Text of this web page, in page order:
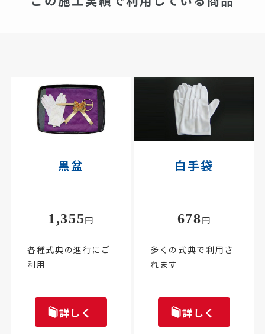
黒盆
1,355円
各種式典の進行にご
利用
詳しく
白手袋
678円
多くの式典で利用さ
れます
詳しく